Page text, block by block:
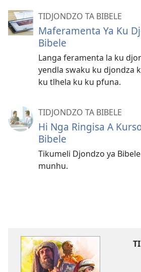
TIDJONDZO TA BIBELE
Maferamenta Ya Ku
Bibele
Langa feramenta la ku
yendla swaku ku djondza
ku tlhela ku ku pfuna.
TIDJONDZO TA BIBELE
Hi Nga Ringisa A
Bibele
Tikumeli Djondzo ya
munhu.